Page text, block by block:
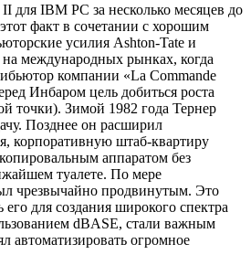
IBM PC за несколько месяцев до
факт в сочетании с хорошим
усилия Ashton-Tate и
международных рынках, когда
компании «La Commande
Инбаром цель добиться роста
точки). Зимой 1982 года Тернер
Позднее он расширил
корпоративную штаб-квартиру
аппаратом без
туалете. По мере
чрезвычайно продвинутым. Это
для создания широкого спектра
dBASE, стали важным
автоматизировать огромное